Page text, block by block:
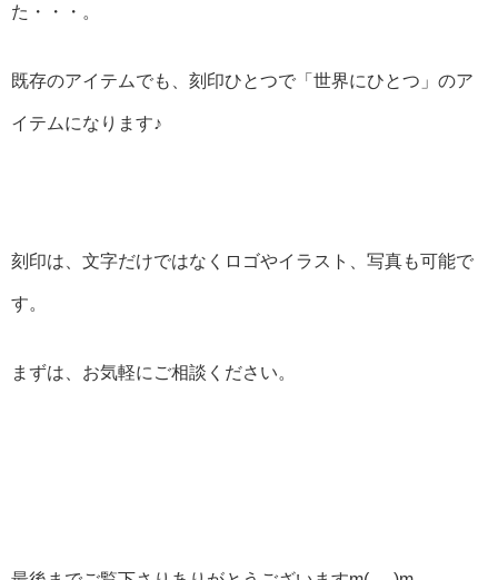
た・・・。
既存のアイテムでも、刻印ひとつで「世界にひとつ」のア
イテムになります♪
刻印は、文字だけではなくロゴやイラスト、写真も可能で
す。
まずは、お気軽にご相談ください。